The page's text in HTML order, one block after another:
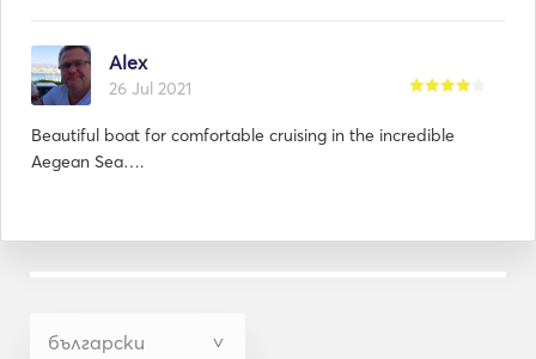
Alex
26 Jul 2021
Beautiful boat for comfortable cruising in the incredible
Aegean Sea….